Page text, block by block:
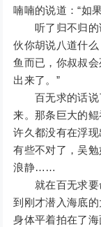
喃喃的说道：“如
听了归不归的
伙你胡说八道什
鱼而已，你叔叔
出来了。”
百无求的话说
来。那条巨大的鲲
许久都没有在浮
有些不对了，吴
浪静……
就在百无求要
到刚才潜入海底
身体平着拍在了